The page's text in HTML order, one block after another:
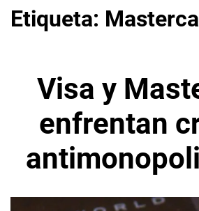
Etiqueta:
Visa y
enfrentan
Unión